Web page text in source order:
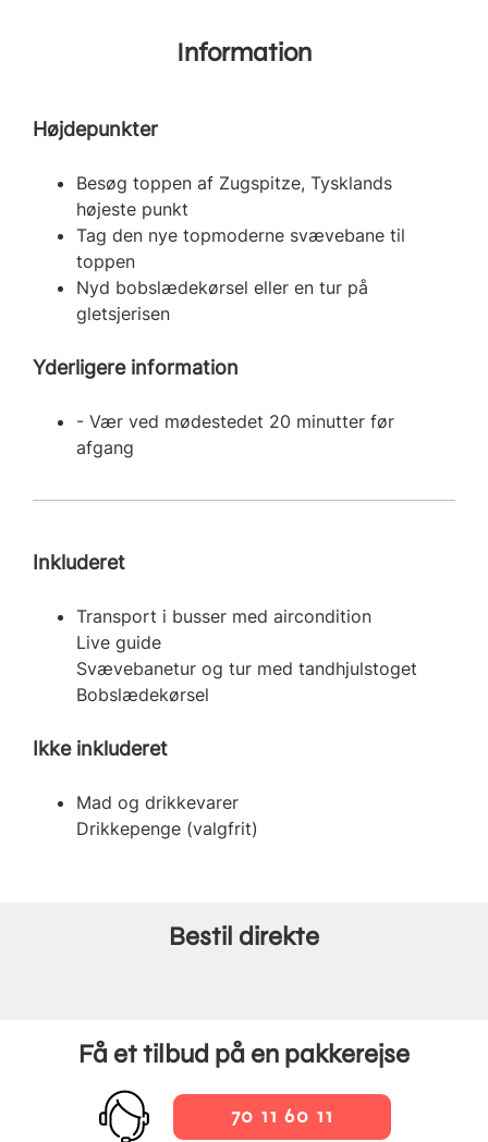
Information
Højdepunkter
Besøg toppen af Zugspitze, Tysklands
højeste punkt
Tag den nye topmoderne svævebane til
toppen
Nyd bobslædekørsel eller en tur på
gletsjerisen
Yderligere information
- Vær ved mødestedet 20 minutter før
afgang
Inkluderet
Transport i busser med aircondition
Live guide
Svævebanetur og tur med tandhjulstoget
Bobslædekørsel
Ikke inkluderet
Mad og drikkevarer
Drikkepenge (valgfrit)
Bestil direkte
Få et tilbud på en pakkerejse
70 11 60 11